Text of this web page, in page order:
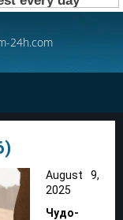
24h.com
August 9,
2025
Чудо-